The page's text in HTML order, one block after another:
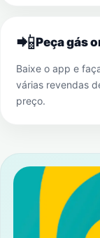
📲Peça gás
Baixe o app e
várias revendas
preço.